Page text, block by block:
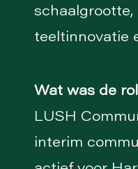
teeltinnovatie
Wat was de
LUSH
interim